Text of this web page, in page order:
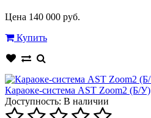
Цена 140 000 руб.
Купить
Караоке-система AST Zoom2 (Б/У)
Доступность: В наличии